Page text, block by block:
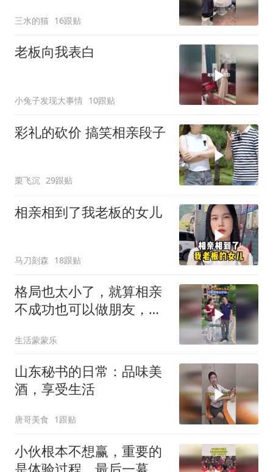
三水的猫 16跟贴
老板向我表白
小兔子发现大事情 10跟贴
彩礼的砍价 搞笑相亲段子
栗飞沉 29跟贴
相亲相到了我老板的女儿
马刀刻森 18跟贴
格局也太小了，就算相亲
不成功也可以做朋友，活
生活蒙蒙乐
山东秘书的日常：品味美
酒，享受生活
唐哥美食 1跟贴
小伙根本不想赢，重要的